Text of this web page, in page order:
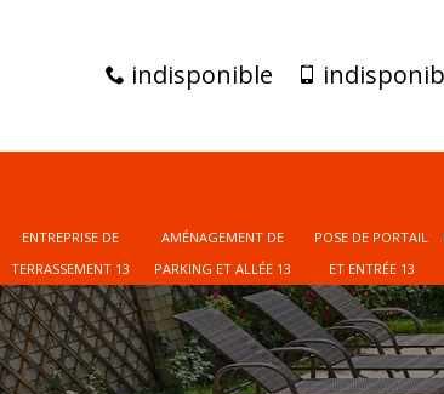
indisponible
ENTREPRISE DE
TERRASSEMENT 13
AMÉNAGEMENT DE
PARKING ET ALLÉE 13
POSE DE PORTAIL
ET ENTRÉE 13